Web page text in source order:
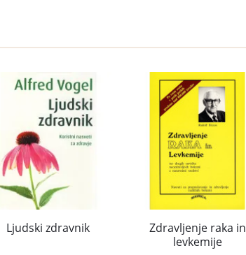
Ljudski zdravnik
Zdravljenje raka in
levkemije